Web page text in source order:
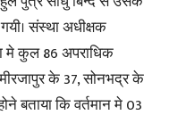
संस्था अधीक्षक
मे कुल 86 अपराधिक
के 37, सोनभद्र के
बताया कि वर्तमान मे 03